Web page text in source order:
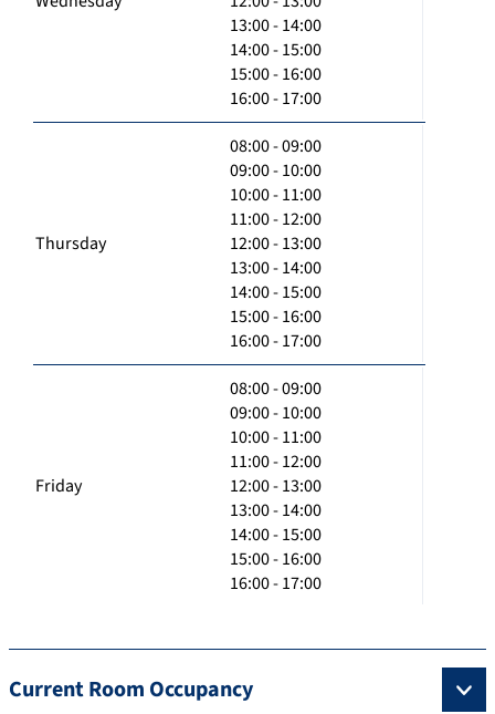
13:00 - 14:00
14:00 - 15:00
15:00 - 16:00
16:00 - 17:00
Thursday
08:00 - 09:00
09:00 - 10:00
10:00 - 11:00
11:00 - 12:00
12:00 - 13:00
13:00 - 14:00
14:00 - 15:00
15:00 - 16:00
16:00 - 17:00
Friday
08:00 - 09:00
09:00 - 10:00
10:00 - 11:00
11:00 - 12:00
12:00 - 13:00
13:00 - 14:00
14:00 - 15:00
15:00 - 16:00
16:00 - 17:00
Current Room Occupancy